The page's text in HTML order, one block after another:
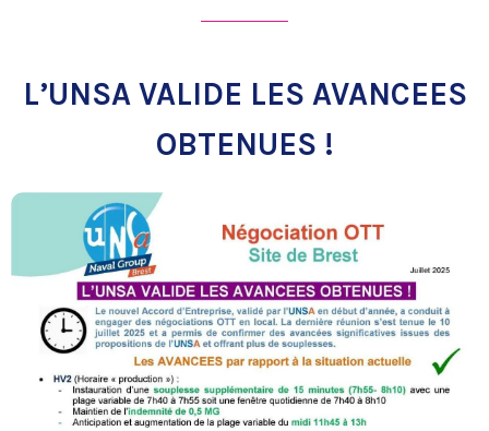
L’UNSA VALIDE LES AVANCEES
OBTENUES !